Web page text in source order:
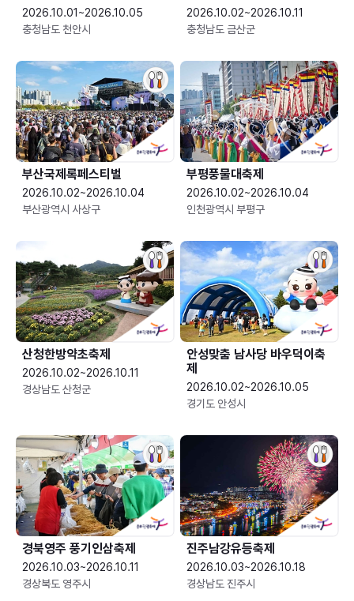
2026.10.01~2026.10.05
충청남도 천안시
2026.10.02~2026.10.11
충청남도 금산군
부산국제록페스티벌
2026.10.02~2026.10.04
부산광역시 사상구
부평풍물대축제
2026.10.02~2026.10.04
인천광역시 부평구
산청한방약초축제
2026.10.02~2026.10.11
경상남도 산청군
안성맞춤 남사당 바우덕이축
제
2026.10.02~2026.10.05
경기도 안성시
경북영주 풍기인삼축제
2026.10.03~2026.10.11
경상북도 영주시
진주남강유등축제
2026.10.03~2026.10.18
경상남도 진주시